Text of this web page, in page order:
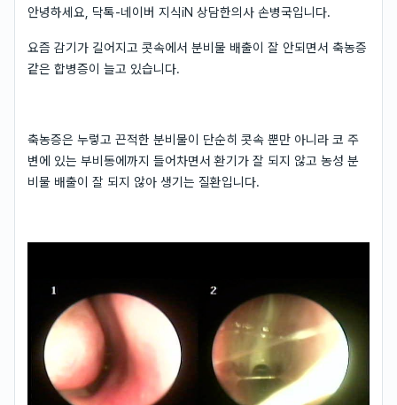
안녕하세요, 닥톡-네이버 지식iN 상담한의사 손병국입니다.
요즘 감기가 길어지고 콧속에서 분비물 배출이 잘 안되면서 축농증
같은 합병증이 늘고 있습니다.
축농증은 누렇고 끈적한 분비물이 단순히 콧속 뿐만 아니라 코 주
변에 있는 부비동에까지 들어차면서 환기가 잘 되지 않고 농성 분
비물 배출이 잘 되지 않아 생기는 질환입니다.